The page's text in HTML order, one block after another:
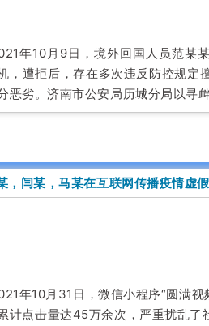
年10月9日，境外回国人员范某
，遭拒后，存在多次违反防控规定
恶劣。济南市公安局历城分局以寻
，闫某，马某在互联网传播疫情虚假
年10月31日，微信小程序“圆满
计点击量达45万余次，严重扰乱了